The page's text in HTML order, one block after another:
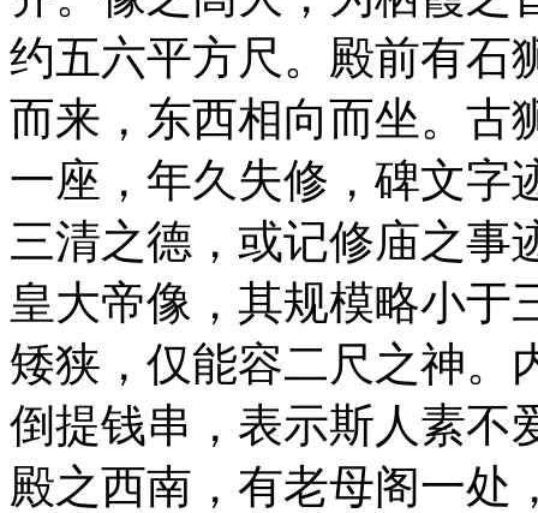
约五六平方尺。殿前有石
而来，东西相向而坐。古
一座，年久失修，碑文字
三清之德，或记修庙之事
皇大帝像，其规模略小于
矮狭，仅能容二尺之神。
倒提钱串，表示斯人素不
殿之西南，有老母阁一处